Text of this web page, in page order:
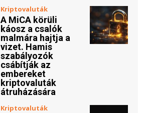
Kriptovaluták
A MiCA körüli
káosz a csalók
malmára hajtja a
vizet. Hamis
szabályozók
csábítják az
embereket
kriptovaluták
átruházására
Kriptovaluták